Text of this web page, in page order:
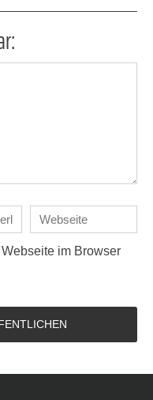
im Browser